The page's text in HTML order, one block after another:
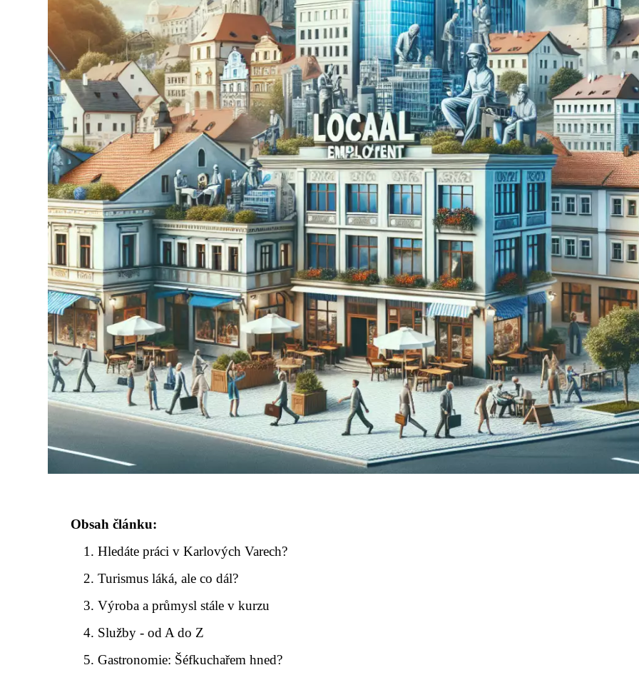
Obsah článku:
Hledáte práci v Karlových Varech?
Turismus láká, ale co dál?
Výroba a průmysl stále v kurzu
Služby - od A do Z
Gastronomie: Šéfkuchařem hned?